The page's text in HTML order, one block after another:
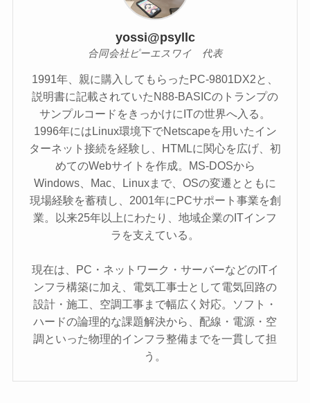
yossi@psyllc
合同会社ピーエスワイ 代表
1991年、親に購入してもらったPC-9801DX2と、
説明書に記載されていたN88-BASICのトランプの
サンプルコードをきっかけにITの世界へ入る。
1996年にはLinux環境下でNetscapeを用いたイン
ターネット接続を経験し、HTMLに関心を広げ、初
めてのWebサイトを作成。MS-DOSから
Windows、Mac、Linuxまで、OSの変遷とともに
現場経験を蓄積し、2001年にPCサポート事業を創
業。以来25年以上にわたり、地域企業のITインフ
ラを支えている。
現在は、PC・ネットワーク・サーバーなどのITイ
ンフラ構築に加え、電気工事士として電気回路の
設計・施工、空調工事まで幅広く対応。ソフト・
ハードの論理的な課題解決から、配線・電源・空
調といった物理的インフラ整備までを一貫して担
う。